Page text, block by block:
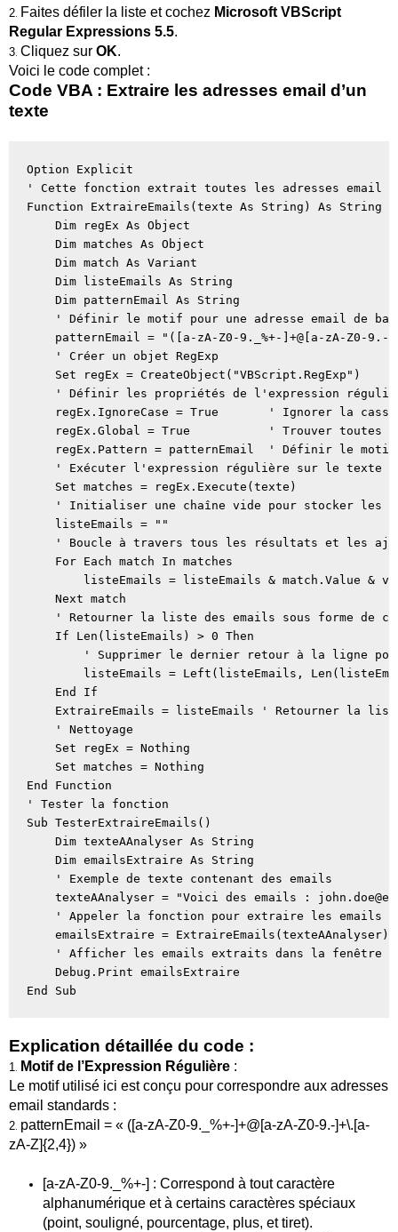
2. Faites défiler la liste et cochez Microsoft VBScript
Regular Expressions 5.5.
3. Cliquez sur OK.
Voici le code complet :
Code VBA : Extraire les adresses email d’un
texte
Option Explicit
' Cette fonction extrait toutes les adresses email
Function ExtraireEmails(texte As String) As String
    Dim regEx As Object
    Dim matches As Object
    Dim match As Variant
    Dim listeEmails As String
    Dim patternEmail As String
' Définir le motif pour une adresse email de
patternEmail = "([a-zA-Z0-9._%+-]+@[a-zA-Z0-9.-
    ' Créer un objet RegExp
    Set regEx = CreateObject("VBScript.RegExp")
' Définir les propriétés de l'expression
regEx.IgnoreCase = True       ' Ignorer la
regEx.Global = True           ' Trouver toutes
regEx.Pattern = patternEmail  ' Définir le
' Exécuter l'expression régulière sur le texte
    Set matches = regEx.Execute(texte)
' Initialiser une chaîne vide pour stocker les
    listeEmails = ""
' Boucle à travers tous les résultats et les
    For Each match In matches
listeEmails = listeEmails & match.Value &
    Next match
' Retourner la liste des emails sous forme de
    If Len(listeEmails) > 0 Then
' Supprimer le dernier retour à la ligne
listeEmails = Left(listeEmails,
    End If
ExtraireEmails = listeEmails ' Retourner la
    ' Nettoyage
    Set regEx = Nothing
    Set matches = Nothing
End Function
' Tester la fonction
Sub TesterExtraireEmails()
    Dim texteAAnalyser As String
    Dim emailsExtraire As String
    ' Exemple de texte contenant des emails
texteAAnalyser = "Voici des emails :
    ' Appeler la fonction pour extraire les emails
    emailsExtraire = ExtraireEmails(texteAAnalyser)
' Afficher les emails extraits dans la fenêtre
    Debug.Print emailsExtraire
Explication détaillée du code :
1 Motif de l’Expression Régulière :
Le motif utilisé ici est conçu pour correspondre aux adresses
email standards :
2 patternEmail = « ([a-zA-Z0-9._%+-]+@[a-zA-Z0-9.-]+\.[a-
zA-Z]{2,4}) »
[a-zA-Z0-9._%+-] : Correspond à tout caractère
alphanumérique et à certains caractères spéciaux
(point, souligné, pourcentage, plus, et tiret).